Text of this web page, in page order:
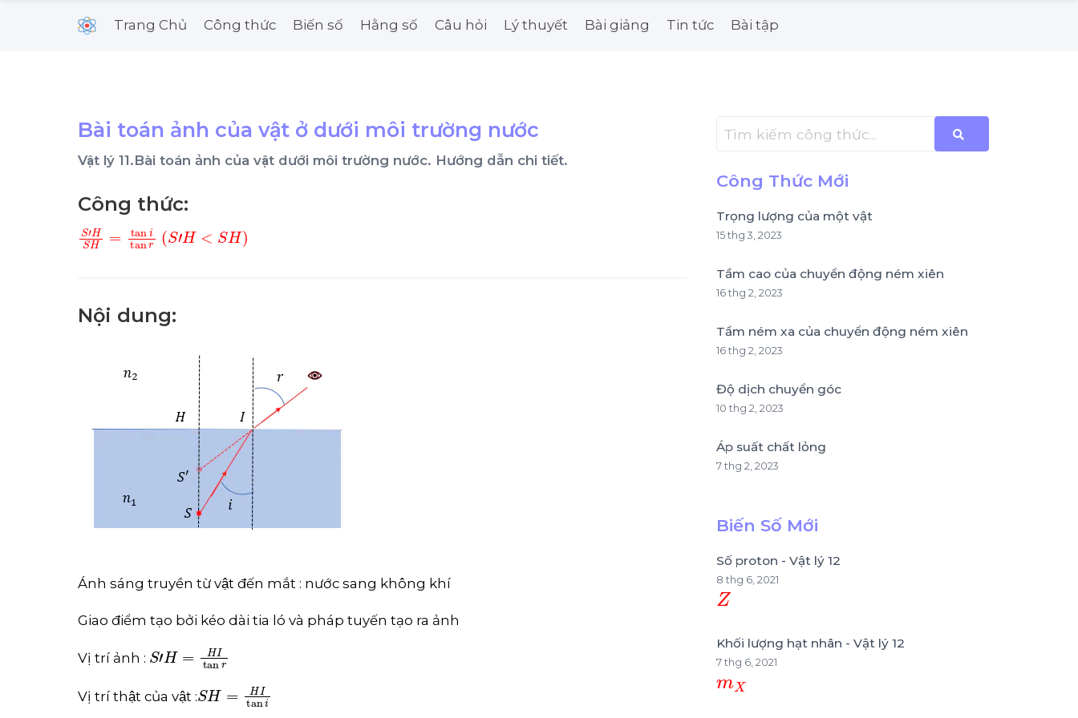
Trang Chủ Công thức Biến số Hằng số Câu hỏi Lý thuyết Bài giảng Tin tức Bài tập
Bài toán ảnh của vật ở dưới môi trường nước
Vật lý 11.Bài toán ảnh của vật dưới môi trường nước. Hướng dẫn chi tiết.
Công thức:
S'H =tan i tanr H<S
Nội dung:
Ánh sáng truyền từ vật đến mắt : nước sang không khí
Giao điểm tạo bởi kéo dài tia ló và pháp tuyến tạo ra ảnh
Vị trí ảnh : S' H= tan
Vị trí thật của vật : SH= tan
Công Thức Mới
Trọng lượng của một vật
15 thg 3, 2023
Tầm cao của chuyển động ném xiên
16 thg 2, 2023
Tầm ném xa của chuyển động ném xiên
16 thg 2, 2023
Độ dịch chuyển góc
10 thg 2, 2023
Áp suất chất lỏng
7 thg 2, 2023
Biến Số Mới
Số proton - Vật lý 12
8 thg 6, 2021
Z
Khối lượng hạt nhân - Vật lý 12
7 thg 6, 2021
mX